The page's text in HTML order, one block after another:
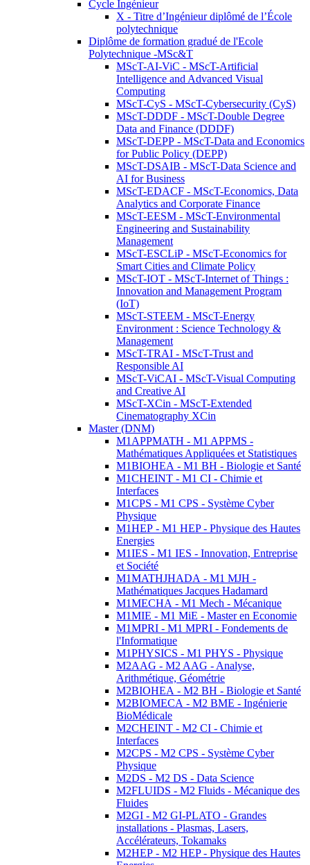
Cycle Ingénieur
X - Titre d’Ingénieur diplômé de l’École
polytechnique
Diplôme de formation gradué de l'Ecole
Polytechnique -MSc&T
MScT-AI-ViC - MScT-Artificial
Intelligence and Advanced Visual
Computing
MScT-CyS - MScT-Cybersecurity (CyS)
MScT-DDDF - MScT-Double Degree
Data and Finance (DDDF)
MScT-DEPP - MScT-Data and Economics
for Public Policy (DEPP)
MScT-DSAIB - MScT-Data Science and
AI for Business
MScT-EDACF - MScT-Economics, Data
Analytics and Corporate Finance
MScT-EESM - MScT-Environmental
Engineering and Sustainability
Management
MScT-ESCLiP - MScT-Economics for
Smart Cities and Climate Policy
MScT-IOT - MScT-Internet of Things :
Innovation and Management Program
(IoT)
MScT-STEEM - MScT-Energy
Environment : Science Technology &
Management
MScT-TRAI - MScT-Trust and
Responsible AI
MScT-ViCAI - MScT-Visual Computing
and Creative AI
MScT-XCin - MScT-Extended
Cinematography XCin
Master (DNM)
M1APPMATH - M1 APPMS -
Mathématiques Appliquées et Statistiques
M1BIOHEA - M1 BH - Biologie et Santé
M1CHEINT - M1 CI - Chimie et
Interfaces
M1CPS - M1 CPS - Système Cyber
Physique
M1HEP - M1 HEP - Physique des Hautes
Energies
M1IES - M1 IES - Innovation, Entreprise
et Société
M1MATHJHADA - M1 MJH -
Mathématiques Jacques Hadamard
M1MECHA - M1 Mech - Mécanique
M1MIE - M1 MiE - Master en Economie
M1MPRI - M1 MPRI - Fondements de
l'Informatique
M1PHYSICS - M1 PHYS - Physique
M2AAG - M2 AAG - Analyse,
Arithmétique, Géométrie
M2BIOHEA - M2 BH - Biologie et Santé
M2BIOMECA - M2 BME - Ingénierie
BioMédicale
M2CHEINT - M2 CI - Chimie et
Interfaces
M2CPS - M2 CPS - Système Cyber
Physique
M2DS - M2 DS - Data Science
M2FLUIDS - M2 Fluids - Mécanique des
Fluides
M2GI - M2 GI-PLATO - Grandes
installations - Plasmas, Lasers,
Accélérateurs, Tokamaks
M2HEP - M2 HEP - Physique des Hautes